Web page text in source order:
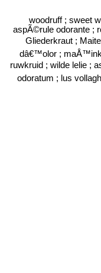
woodruff ; sweet
aspÃ©rule odorante ;
Gliederkraut ;
dâ€™olor ;
ruwkruid ; wilde lelie ;
odoratum ; lus